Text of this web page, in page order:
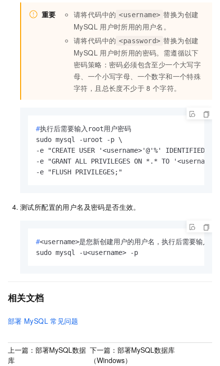
重要 请将代码中的 <username> 替换为创建
MySQL 用户时所用的用户名。
请将代码中的 <password> 替换为创建
MySQL 用户时所用的密码。需遵循以下
密码策略：密码必须包含至少一个大写字
母、一个小写字母、一个数字和一个特殊
字符，且总长度不少于 8 个字符。
#执行后需要输入root用户密码
sudo mysql -uroot -p \
-e "CREATE USER '<username>'@'%' IDENTIFIED
-e "GRANT ALL PRIVILEGES ON *.* TO
-e "FLUSH PRIVILEGES;"
测试所配置的用户名及密码是否生效。
#<username>是您新创建用户的用户名，执行后需要输入您
sudo mysql -u<username> -p
相关文档
部署 MySQL 常见问题
上一篇： 部署MySQL数据
库
下一篇： 部署MySQL数据库
（Windows）